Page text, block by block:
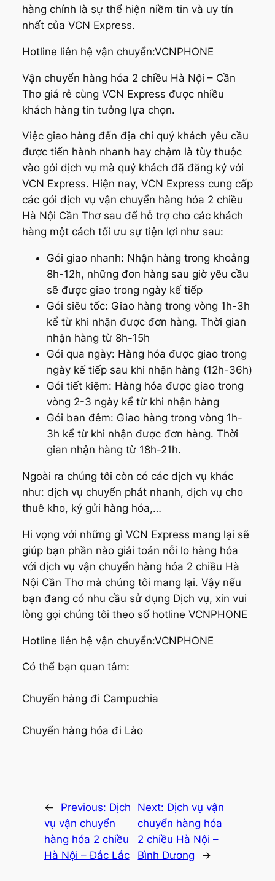
hàng chính là sự thể hiện niềm tin và uy tín
nhất của VCN Express.
Hotline liên hệ vận chuyển:VCNPHONE
Vận chuyển hàng hóa 2 chiều Hà Nội – Cần
Thơ giá rẻ cùng VCN Express được nhiều
khách hàng tin tưởng lựa chọn.
Việc giao hàng đến địa chỉ quý khách yêu cầu
được tiến hành nhanh hay chậm là tùy thuộc
vào gói dịch vụ mà quý khách đã đăng ký với
VCN Express. Hiện nay, VCN Express cung cấp
các gói dịch vụ vận chuyển hàng hóa 2 chiều
Hà Nội Cần Thơ sau để hỗ trợ cho các khách
hàng một cách tối ưu sự tiện lợi như sau:
Gói giao nhanh: Nhận hàng trong khoảng
8h-12h, những đơn hàng sau giờ yêu cầu
sẽ được giao trong ngày kế tiếp
Gói siêu tốc: Giao hàng trong vòng 1h-3h
kể từ khi nhận được đơn hàng. Thời gian
nhận hàng từ 8h-15h
Gói qua ngày: Hàng hóa được giao trong
ngày kế tiếp sau khi nhận hàng (12h-36h)
Gói tiết kiệm: Hàng hóa được giao trong
vòng 2-3 ngày kể từ khi nhận hàng
Gói ban đêm: Giao hàng trong vòng 1h-
3h kể từ khi nhận được đơn hàng. Thời
gian nhận hàng từ 18h-21h.
Ngoài ra chúng tôi còn có các dịch vụ khác
như: dịch vụ chuyển phát nhanh, dịch vụ cho
thuê kho, ký gửi hàng hóa,…
Hi vọng với những gì VCN Express mang lại sẽ
giúp bạn phần nào giải toản nỗi lo hàng hóa
với dịch vụ vận chuyển hàng hóa 2 chiều Hà
Nội Cần Thơ mà chúng tôi mang lại. Vậy nếu
bạn đang có nhu cầu sử dụng Dịch vụ, xin vui
lòng gọi chúng tôi theo số hotline VCNPHONE
Hotline liên hệ vận chuyển:VCNPHONE
Có thể bạn quan tâm:
Chuyển hàng đi Campuchia
Chuyển hàng hóa đi Lào
← Previous: Dịch
vụ vận chuyển
hàng hóa 2 chiều
Hà Nội – Đắc Lắc
Next: Dịch vụ vận
chuyển hàng hóa
2 chiều Hà Nội –
Bình Dương
→